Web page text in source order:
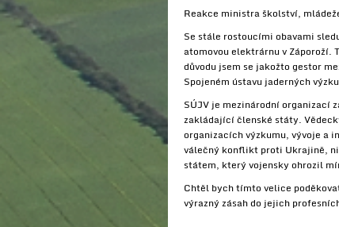
Reakce ministra školství,
Se stále rostoucími obavami
atomovou elektrárnu v
důvodu jsem se jakožto gestor
Spojeném ústavu jaderných
SÚJV je mezinárodní organizací
zakládající členské státy.
organizacích výzkumu, vývoje a
válečný konflikt proti Ukrajině,
státem, který vojensky ohrozil
Chtěl bych tímto velice
výrazný zásah do jejich